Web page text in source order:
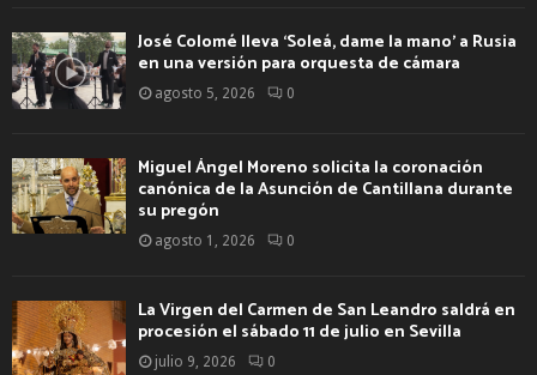
José Colomé lleva ‘Soleá, dame la mano’ a Rusia
en una versión para orquesta de cámara
agosto 5, 2026 0
Miguel Ángel Moreno solicita la coronación
canónica de la Asunción de Cantillana durante
su pregón
agosto 1, 2026 0
La Virgen del Carmen de San Leandro saldrá en
procesión el sábado 11 de julio en Sevilla
julio 9, 2026 0